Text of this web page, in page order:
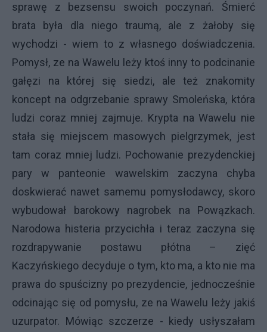
sprawę z bezsensu swoich poczynań. Śmierć
brata była dla niego traumą, ale z żałoby się
wychodzi - wiem to z własnego doświadczenia.
Pomysł, ze na Wawelu leży ktoś inny to podcinanie
gałęzi na której się siedzi, ale też znakomity
koncept na odgrzebanie sprawy Smoleńska, która
ludzi coraz mniej zajmuje. Krypta na Wawelu nie
stała się miejscem masowych pielgrzymek, jest
tam coraz mniej ludzi. Pochowanie prezydenckiej
pary w panteonie wawelskim zaczyna chyba
doskwierać nawet samemu pomysłodawcy, skoro
wybudował barokowy nagrobek na Powązkach.
Narodowa histeria przycichła i teraz zaczyna się
rozdrapywanie postawu płótna – zięć
Kaczyńskiego decyduje o tym, kto ma, a kto nie ma
prawa do spuścizny po prezydencie, jednocześnie
odcinając się od pomysłu, ze na Wawelu leży jakiś
uzurpator. Mówiąc szczerze - kiedy usłyszałam